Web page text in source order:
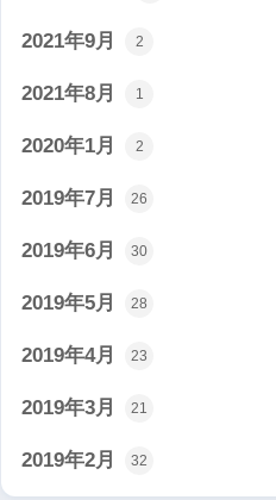
2021年9月 2
2021年8月 1
2020年1月 2
2019年7月 26
2019年6月 30
2019年5月 28
2019年4月 23
2019年3月 21
2019年2月 32